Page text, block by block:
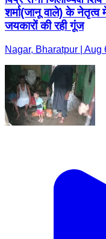
शर्मा(जानू वाले) के नेतृत्व
जयकारों की रही गूंज
Nagar, Bharatpur | Aug